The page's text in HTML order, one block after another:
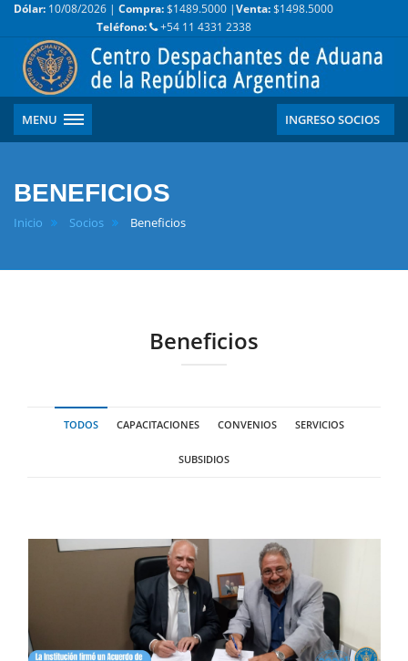
Dólar: 10/08/2026 | Compra:$1489.5000 |Venta:$1498.5000
Teléfono:
+54 11 4331 2338
MENU INGRESO SOCIOS
BENEFICIOS
Inicio Socios Beneficios
Beneficios
TODOS CAPACITACIONES CONVENIOS SERVICIOS
SUBSIDIOS